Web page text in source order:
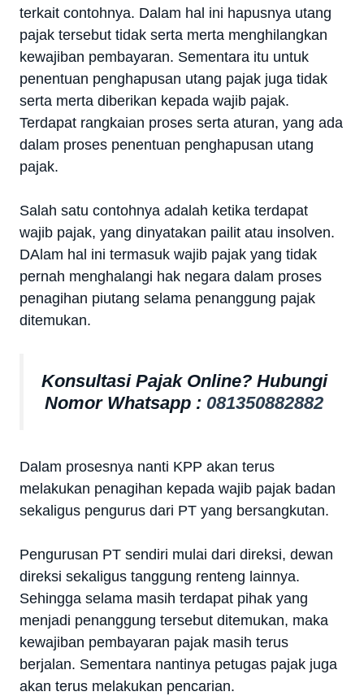
terkait contohnya. Dalam hal ini hapusnya utang
pajak tersebut tidak serta merta menghilangkan
kewajiban pembayaran. Sementara itu untuk
penentuan penghapusan utang pajak juga tidak
serta merta diberikan kepada wajib pajak.
Terdapat rangkaian proses serta aturan, yang ada
dalam proses penentuan penghapusan utang
pajak.
Salah satu contohnya adalah ketika terdapat
wajib pajak, yang dinyatakan pailit atau insolven.
DAlam hal ini termasuk wajib pajak yang tidak
pernah menghalangi hak negara dalam proses
penagihan piutang selama penanggung pajak
ditemukan.
Konsultasi Pajak Online? Hubungi
Nomor Whatsapp : 081350882882
Dalam prosesnya nanti KPP akan terus
melakukan penagihan kepada wajib pajak badan
sekaligus pengurus dari PT yang bersangkutan.
Pengurusan PT sendiri mulai dari direksi, dewan
direksi sekaligus tanggung renteng lainnya.
Sehingga selama masih terdapat pihak yang
menjadi penanggung tersebut ditemukan, maka
kewajiban pembayaran pajak masih terus
berjalan. Sementara nantinya petugas pajak juga
akan terus melakukan pencarian.